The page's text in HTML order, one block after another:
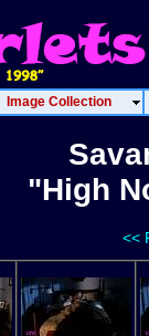
Image Collection
"High
<<